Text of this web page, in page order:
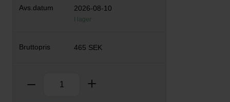
2026-08-10
I lager
465 SEK
Ta bort